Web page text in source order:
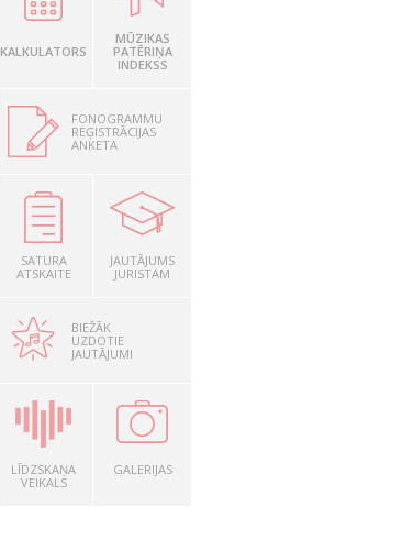
KALKULATORS
MŪZIKAS
PATĒRIŅA
INDEKSS
FONOGRAMMU
REĢISTRĀCIJAS
ANKETA
SATURA
ATSKAITE
JAUTĀJUMS
JURISTAM
BIEŽĀK
UZDOTIE
JAUTĀJUMI
LĪDZSKAŅA
VEIKALS
GALERIJAS